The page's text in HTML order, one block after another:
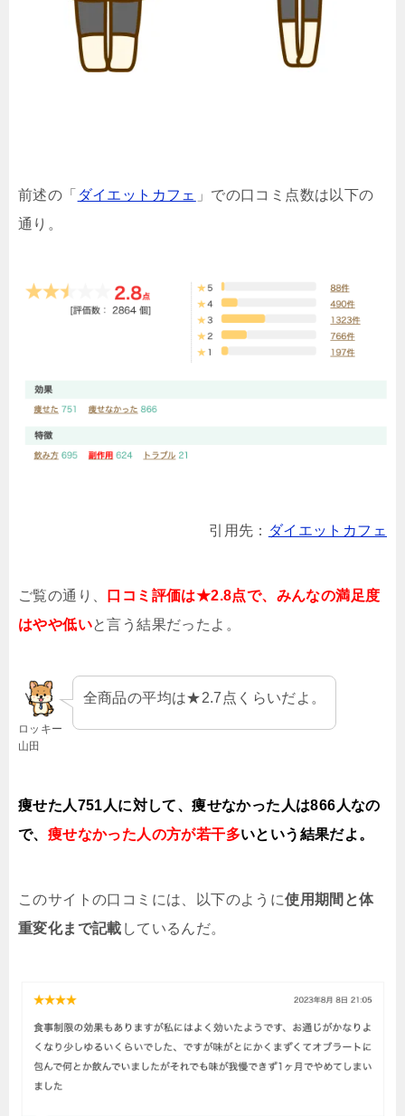
前述の「 ダイエットカフェ 」での口コミ点数は以下の
通り。
引用先： ダイエットカフェ
ご覧の通り、
口コミ評価は★2.8点で、みんなの満足度
はやや低いと言う結果だったよ。
ロッキー
山田
全商品の平均は★2.7点くらいだよ。
痩せた人751人に対して、痩せなかった人は866人なの
で、 痩せなかった人の方が若干多いという結果だよ。
このサイトの口コミには、以下のように使用期間と体
重変化まで記載 しているんだ。